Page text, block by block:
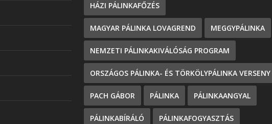
HÁZI PÁLINKAFŐZÉS
MAGYAR PÁLINKA LOVAGREND MEGGYPÁLINKA
NEMZETI PÁLINKAKIVÁLÓSÁG PROGRAM
ORSZÁGOS PÁLINKA- ÉS TÖRKÖLYPÁLINKA VERSENY
PACH GÁBOR PÁLINKA PÁLINKAANGYAL
PÁLINKABÍRÁLÓ PÁLINKAFOGYASZTÁS